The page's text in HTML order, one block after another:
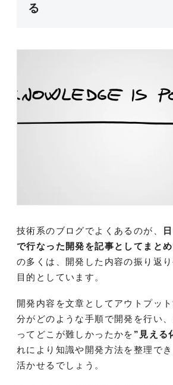
る
技術系のブログでよくあるのが、
で行なった開発を記事としてまと
の多くは、開発した内容の振り返
目的としています。
開発内容を文章としてアウトプッ
分がどのような手順で開発を行い
ってどこが難しかったかを ”見える
れにより知識や開発方法を整理で
活かせるでしょう。